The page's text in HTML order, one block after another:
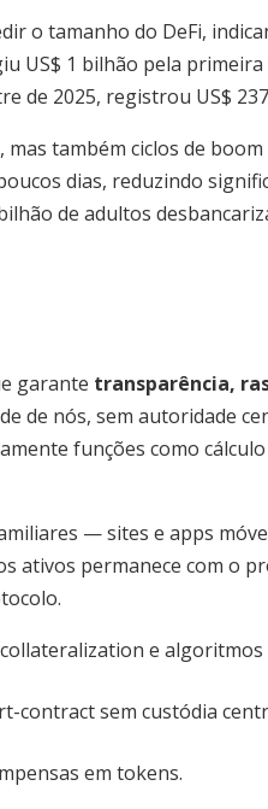
o tamanho do DeFi,
US$ 1 bilhão pela primeira
de 2025, registrou US$
também ciclos de
dias, reduzindo
de adultos
garante transparência,
de nós, sem autoridade
funções como
— sites e apps
ativos permanece com o
e algoritmos
contract sem custódia
em tokens.